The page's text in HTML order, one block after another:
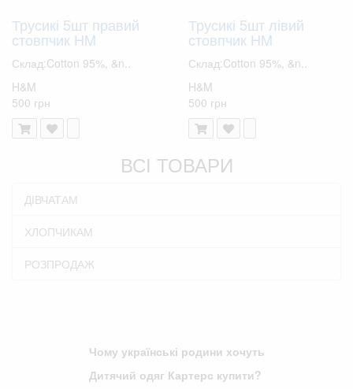
Трусикі 5шт правий
стовпчик HM
Склад:Cotton 95%, &n..
H&M
500 грн
Трусикі 5шт лівий
стовпчик HM
Склад:Cotton 95%, &n..
H&M
500 грн
ВСІ ТОВАРИ
ДІВЧАТАМ
ХЛОПЧИКАМ
РОЗПРОДАЖ
Чому українські родини хочуть
Дитячий одяг Картерс купити?